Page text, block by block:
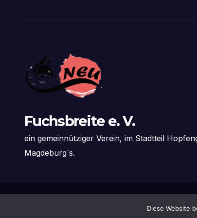
Fuchsbreite e. V.
ein gemeinnütziger Verein, im Stadtteil
Magdeburg`s.
Diese Website